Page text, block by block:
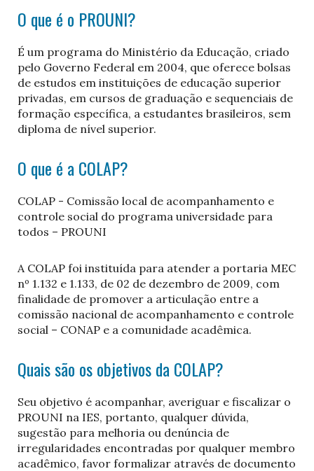
O que é o PROUNI?
É um programa do Ministério da Educação, criado
pelo Governo Federal em 2004, que oferece bolsas
de estudos em instituições de educação superior
privadas, em cursos de graduação e sequenciais de
formação específica, a estudantes brasileiros, sem
diploma de nível superior.
O que é a COLAP?
COLAP - Comissão local de acompanhamento e
controle social do programa universidade para
todos – PROUNI
A COLAP foi instituída para atender a portaria MEC
nº 1.132 e 1.133, de 02 de dezembro de 2009, com
finalidade de promover a articulação entre a
comissão nacional de acompanhamento e controle
social – CONAP e a comunidade acadêmica.
Quais são os objetivos da COLAP?
Seu objetivo é acompanhar, averiguar e fiscalizar o
PROUNI na IES, portanto, qualquer dúvida,
sugestão para melhoria ou denúncia de
irregularidades encontradas por qualquer membro
acadêmico, favor formalizar através de documento